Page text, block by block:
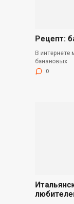
Рецепт:
В интернете
банановых
0